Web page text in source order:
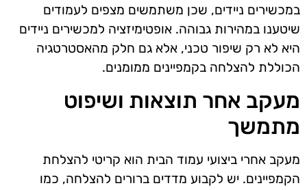
במכשירים ניידים, שכן משתמשים מצפים לעמודים
שיטענו במהירות גבוהה. אופטימיזציה למכשירים ניידים
היא לא רק שיפור טכני, אלא גם חלק מהאסטרטגיה
הכוללת להצלחה בקמפיינים ממומנים.
מעקב אחר תוצאות ושיפוט
מתמשך
מעקב אחרי ביצועי עמוד הבית הוא קריטי להצלחת
הקמפיינים. יש לקבוע מדדים ברורים להצלחה, כמו